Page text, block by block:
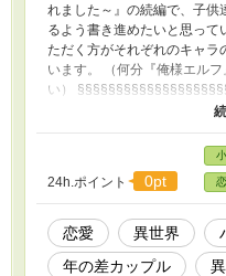
れました～』の続編で、子供
るよう書き進めたいと思っ
ただく方がそれぞれのキャラ
います。 （何分『俺様エル
い）
らすじ≫ 異世界からの”落ち
リュシオンの子供達が成長し
なっていくという、日常を
なる双子のレオンとサクラ
由なく暮らしていたが、ひょ
族、平民関係なく通うことを
在を知り、自分達も通いたい
学するも、育ってきた環境や
ての”日常”が世間一般でいう”
24h.ポイント 0pt
恋愛 異世界
年の差カップル